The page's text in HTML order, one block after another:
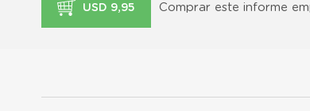
USD 9,95 Comprar este informe